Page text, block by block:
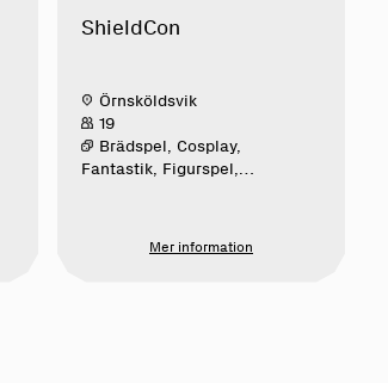
ShieldCon
Örnsköldsvik
19
Brädspel, Cosplay,
Fantastik, Figurspel,
Mer information